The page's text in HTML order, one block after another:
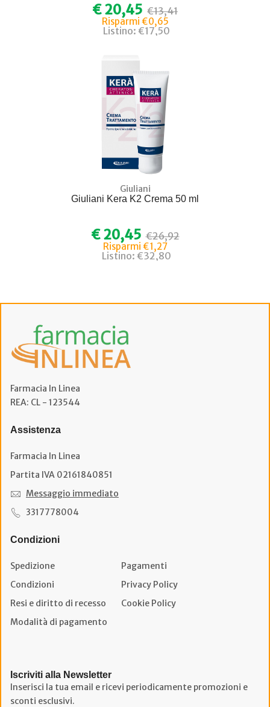
€ 20,45 €13,41
Risparmi €0,65
Listino: €17,50
Giuliani
Giuliani Kera K2 Crema 50 ml
€ 20,45 €26,92
Risparmi €1,27
Listino: €32,80
Farmacia In Linea
REA: CL - 123544
Assistenza
Farmacia In Linea
Partita IVA 02161840851
Messaggio immediato
3317778004
Condizioni
Spedizione
Pagamenti
Condizioni
Privacy Policy
Resi e diritto di recesso
Cookie Policy
Modalità di pagamento
Iscriviti alla Newsletter
Inserisci la tua email e ricevi periodicamente promozioni e
sconti esclusivi.